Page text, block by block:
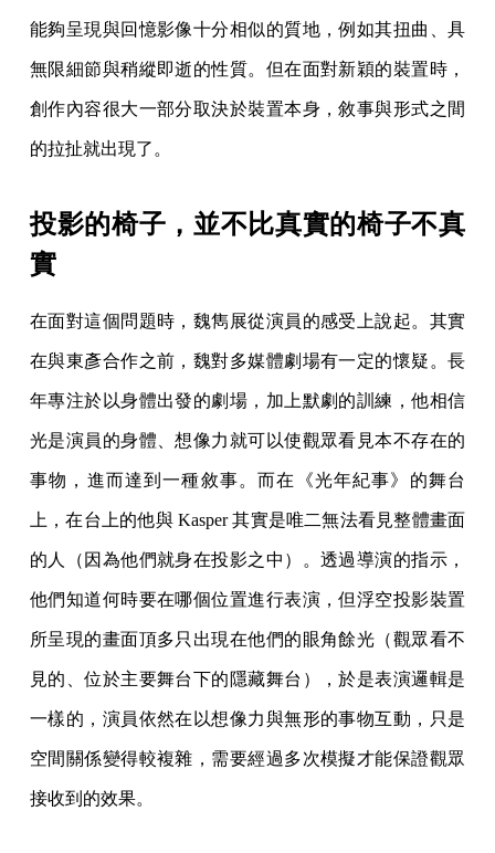
能夠呈現與回憶影像十分相似的質地，例如其扭曲、具
無限細節與稍縱即逝的性質。但在面對新穎的裝置時，
創作內容很大一部分取決於裝置本身，敘事與形式之間
的拉扯就出現了。
投影的椅子，並不比真實的椅子不真
實
在面對這個問題時，魏雋展從演員的感受上說起。其實
在與東彥合作之前，魏對多媒體劇場有一定的懷疑。長
年專注於以身體出發的劇場，加上默劇的訓練，他相信
光是演員的身體、想像力就可以使觀眾看見本不存在的
事物，進而達到一種敘事。而在《光年紀事》的舞台
上，在台上的他與 Kasper 其實是唯二無法看見整體畫面
的人（因為他們就身在投影之中）。透過導演的指示，
他們知道何時要在哪個位置進行表演，但浮空投影裝置
所呈現的畫面頂多只出現在他們的眼角餘光（觀眾看不
見的、位於主要舞台下的隱藏舞台），於是表演邏輯是
一樣的，演員依然在以想像力與無形的事物互動，只是
空間關係變得較複雜，需要經過多次模擬才能保證觀眾
接收到的效果。